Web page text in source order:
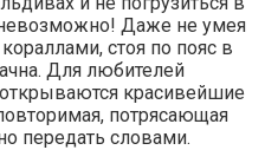
Даже не умея
стоя по пояс в
Для любителей
красивейшие
потрясающая
передать словами.